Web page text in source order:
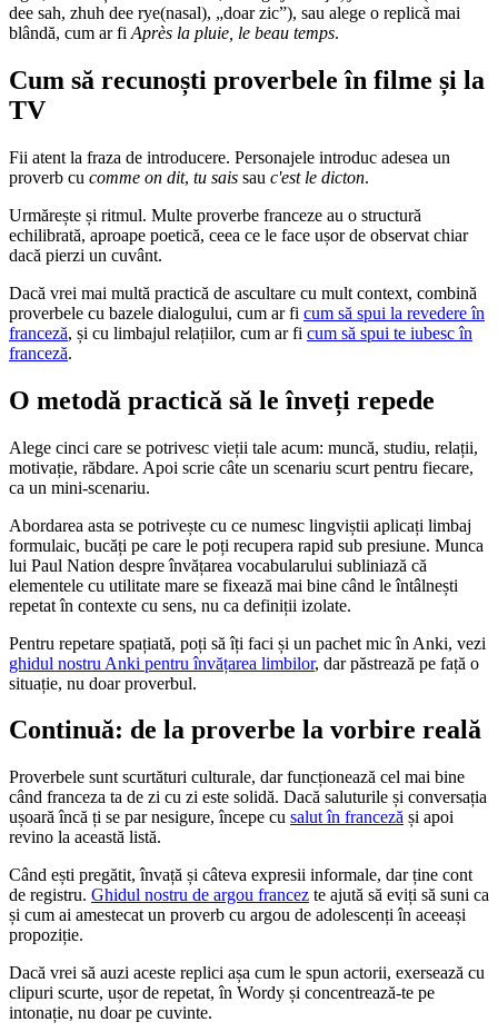
dee sah, zhuh dee rye(nasal), „doar zic”), sau alege o replică mai
blândă, cum ar fi Après la pluie, le beau temps.
Cum să recunoști proverbele în filme și la
TV
Fii atent la fraza de introducere. Personajele introduc adesea un
proverb cu comme on dit, tu sais sau c'est le dicton.
Urmărește și ritmul. Multe proverbe franceze au o structură
echilibrată, aproape poetică, ceea ce le face ușor de observat chiar
dacă pierzi un cuvânt.
Dacă vrei mai multă practică de ascultare cu mult context, combină
proverbele cu bazele dialogului, cum ar fi cum să spui la revedere în
franceză, și cu limbajul relațiilor, cum ar fi cum să spui te iubesc în
franceză.
O metodă practică să le înveți repede
Alege cinci care se potrivesc vieții tale acum: muncă, studiu, relații,
motivație, răbdare. Apoi scrie câte un scenariu scurt pentru fiecare,
ca un mini-scenariu.
Abordarea asta se potrivește cu ce numesc lingviștii aplicați limbaj
formulaic, bucăți pe care le poți recupera rapid sub presiune. Munca
lui Paul Nation despre învățarea vocabularului subliniază că
elementele cu utilitate mare se fixează mai bine când le întâlnești
repetat în contexte cu sens, nu ca definiții izolate.
Pentru repetare spațiată, poți să îți faci și un pachet mic în Anki, vezi
ghidul nostru Anki pentru învățarea limbilor, dar păstrează pe față o
situație, nu doar proverbul.
Continuă: de la proverbe la vorbire reală
Proverbele sunt scurtături culturale, dar funcționează cel mai bine
când franceza ta de zi cu zi este solidă. Dacă saluturile și conversația
ușoară încă ți se par nesigure, începe cu salut în franceză și apoi
revino la această listă.
Când ești pregătit, învață și câteva expresii informale, dar ține cont
de registru. Ghidul nostru de argou francez te ajută să eviți să suni ca
și cum ai amestecat un proverb cu argou de adolescenți în aceeași
propoziție.
Dacă vrei să auzi aceste replici așa cum le spun actorii, exersează cu
clipuri scurte, ușor de repetat, în Wordy și concentrează-te pe
intonație, nu doar pe cuvinte.